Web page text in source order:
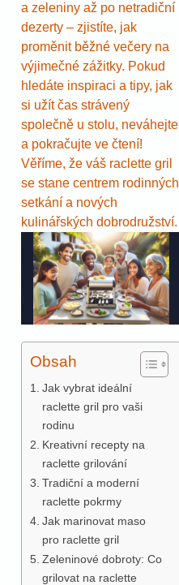
a zeleniny až po netradiční
dezerty – zjistíte, jak
proměnit běžné večery na
výjimečné zážitky. Pokud
hledáte inspiraci a tipy, jak
si užít čas strávený
společně u stolu, neváhejte
a pokračujte ve čtení!
Věříme, že váš raclette gril
se stane centrem rodinných
setkání a nových
kulinářských dobrodružství.
Obsah
Jak vybrat ideální
raclette gril pro vaši
rodinu
Kreativní recepty na
raclette grilování
Tradiční a moderní
raclette pokrmy
Jak marinovat maso
pro raclette gril
Zeleninové dobroty: Co
grilovat na raclette